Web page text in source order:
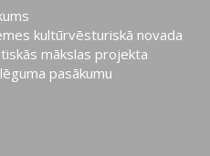
kultūrvēsturiskā novada
mākslas projekta
pasākumu